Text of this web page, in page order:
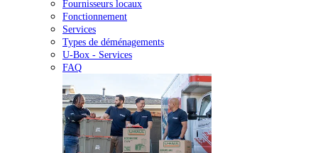
Fournisseurs locaux
Fonctionnement
Services
Types de déménagements
U-Box - Services
FAQ